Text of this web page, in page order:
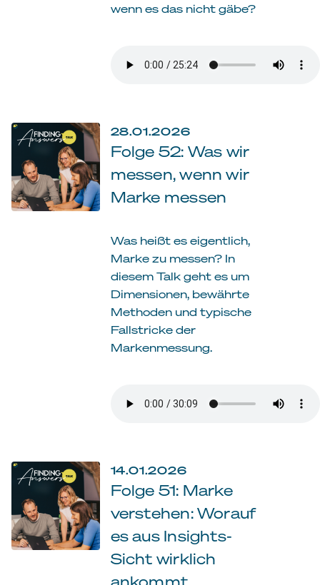
wenn es das nicht gäbe?
28.01.2026
Folge 52: Was wir
messen, wenn wir
Marke messen
Was heißt es eigentlich,
Marke zu messen? In
diesem Talk geht es um
Dimensionen, bewährte
Methoden und typische
Fallstricke der
Markenmessung.
14.01.2026
Folge 51: Marke
verstehen: Worauf
es aus Insights-
Sicht wirklich
ankommt